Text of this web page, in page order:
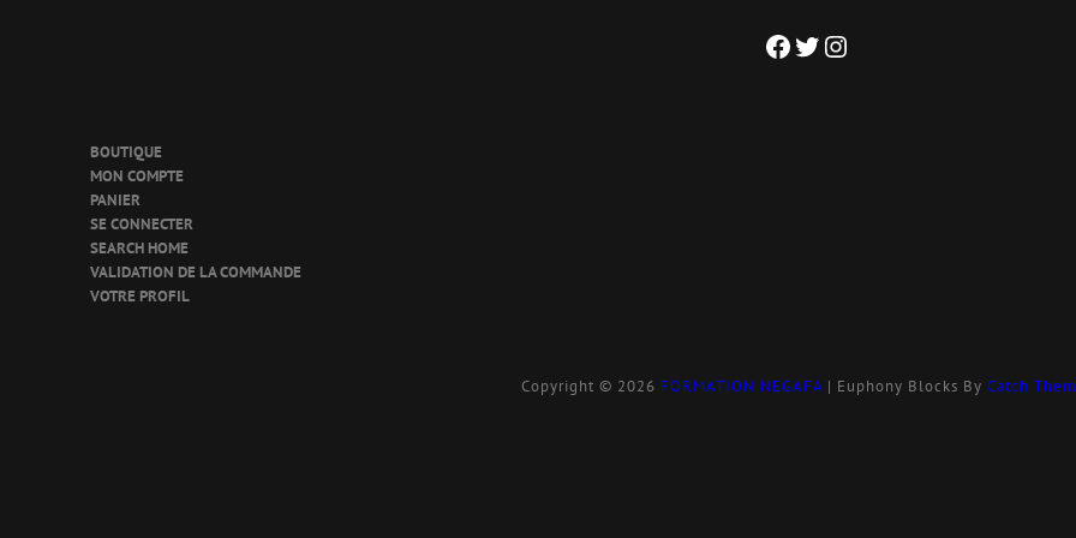
Facebook
TwitterInstagram
BOUTIQUE
MON COMPTE
PANIER
SE CONNECTER
SEARCH HOME
VALIDATION DE LA COMMANDE
VOTRE PROFIL
Copyright © 2026 FORMATION NEGAFA| Euphony Blocks By Catch